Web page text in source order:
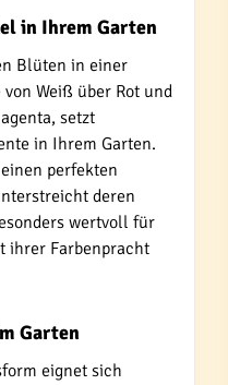
in Ihrem Garten
Blüten in einer
Weiß über Rot und
setzt
in Ihrem Garten.
perfekten
deren
wertvoll für
ihrer Farbenpracht
Garten
eignet sich